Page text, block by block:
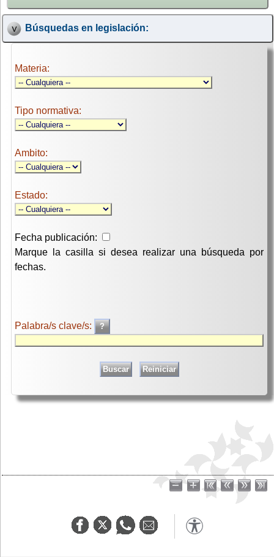
Búsquedas en legislación:
Materia:
Tipo normativa:
Ambito:
Estado:
Fecha publicación:
Marque la casilla si desea realizar una búsqueda por
fechas.
Palabra/s clave/s: